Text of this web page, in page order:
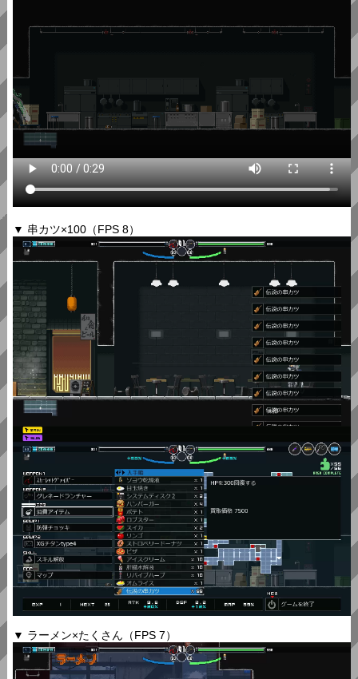
▼ 串カツ×100（FPS 8）
▼ ラーメン×たくさん（FPS 7）